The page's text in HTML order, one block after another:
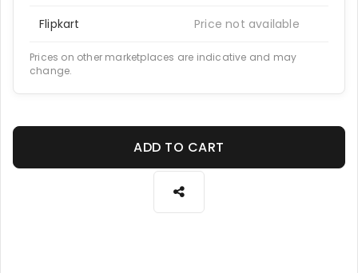
Flipkart Price not available
Prices on other marketplaces are indicative and may
change.
ADD TO CART